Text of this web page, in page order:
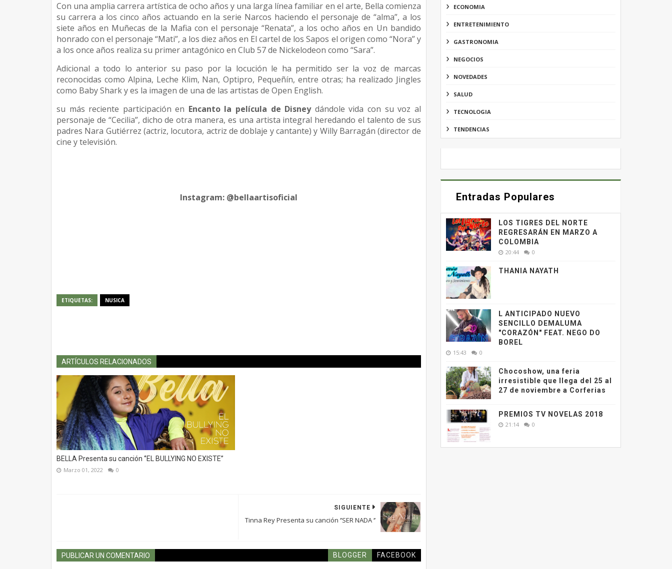
Con una amplia carrera artística de ocho años y una larga línea familiar en el arte, Bella comienza
su carrera a los cinco años actuando en la serie Narcos haciendo el personaje de “alma”, a los
siete años en Muñecas de la Mafia con el personaje “Renata”, a los ocho años en Un bandido
honrado con el personaje “Mati”, a los diez años en El cartel de los Sapos el origen como “Nora” y
a los once años realiza su primer antagónico en Club 57 de Nickelodeon como “Sara”.
Adicional a todo lo anterior su paso por la locución le ha permitido ser la voz de marcas
reconocidas como Alpina, Leche Klim, Nan, Optipro, Pequeñín, entre otras; ha realizado Jingles
como Baby Shark y es la imagen de una de las artistas de Open English.
su más reciente participación en Encanto la película de Disney dándole vida con su voz al
personaje de “Cecilia”, dicho de otra manera, es una artista integral heredando el talento de sus
padres Nara Gutiérrez (actriz, locutora, actriz de doblaje y cantante) y Willy Barragán (director de
cine y televisión.
Instagram: @bellaartisoficial
ETIQUETAS: NUSICA
ARTÍCULOS RELACIONADOS
BELLA Presenta su canción ‘’EL BULLYING NO EXISTE’’
Marzo 01, 2022 0
SIGUIENTE
Tinna Rey Presenta su canción ‘’SER NADA ‘’
PUBLICAR UN COMENTARIO BLOGGER FACEBOOK
ECONOMIA
ENTRETENIMIENTO
GASTRONOMIA
NEGOCIOS
NOVEDADES
SALUD
TECNOLOGIA
TENDENCIAS
Entradas Populares
LOS TIGRES DEL NORTE
REGRESARÁN EN MARZO A
COLOMBIA
20:44 0
THANIA NAYATH
L ANTICIPADO NUEVO
SENCILLO DEMALUMA
"CORAZÓN" FEAT. NEGO DO
BOREL
15:43 0
Chocoshow, una feria
irresistible que llega del 25 al
27 de noviembre a Corferias
PREMIOS TV NOVELAS 2018
21:14 0